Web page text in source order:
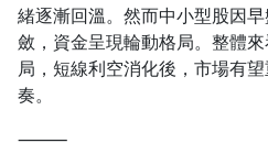
緒逐漸回溫。然而中小型股因
斂，資金呈現輪動格局。整體
局，短線利空消化後，市場有
奏。
⸻